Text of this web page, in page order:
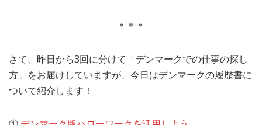
＊＊＊
さて、昨日から3回に分けて「デンマークでの仕事の探し
方」をお届けしていますが、今日はデンマークの履歴書に
ついて紹介します！